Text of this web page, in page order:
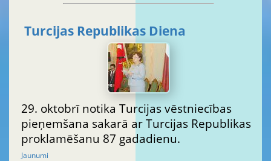
Turcijas Republikas Diena
29. oktobrī notika Turcijas vēstniecības
pieņemšana sakarā ar Turcijas Republikas
proklamēšanu 87 gadadienu.
Jaunumi